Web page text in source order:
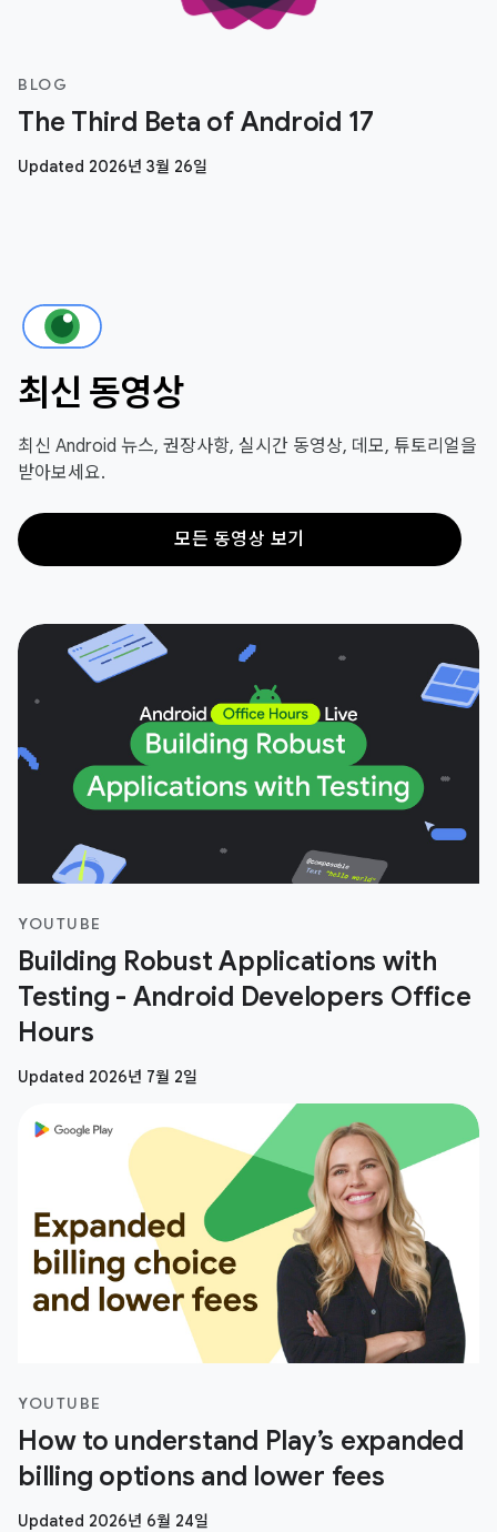
BLOG
The Third Beta of Android 17
Updated 2026년 3월 26일
최신 동영상
최신 Android 뉴스, 권장사항, 실시간 동영상, 데모, 튜토리얼을
받아보세요.
모든 동영상 보기
YOUTUBE
Building Robust Applications with
Testing - Android Developers Office
Hours
Updated 2026년 7월 2일
YOUTUBE
How to understand Play’s expanded
billing options and lower fees
Updated 2026년 6월 24일